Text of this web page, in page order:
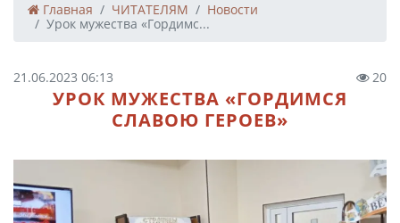
Главная ЧИТАТЕЛЯМ
Новости
Урок мужества «Гордимс...
21.06.2023 06:13 20
УРОК МУЖЕСТВА «ГОРДИМСЯ
СЛАВОЮ ГЕРОЕВ»